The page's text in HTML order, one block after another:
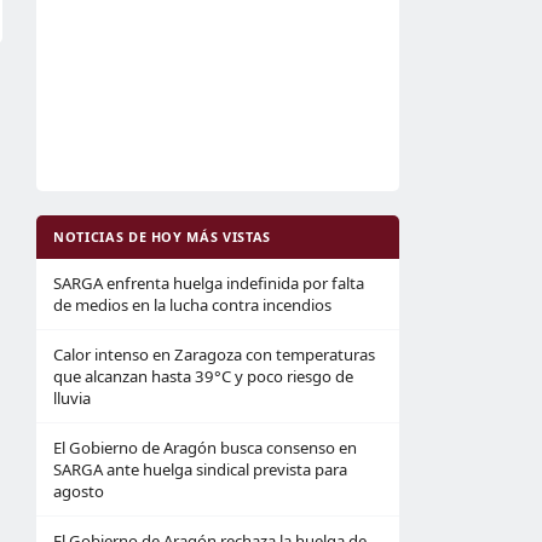
NOTICIAS DE HOY MÁS VISTAS
SARGA enfrenta huelga indefinida por falta
de medios en la lucha contra incendios
Calor intenso en Zaragoza con temperaturas
que alcanzan hasta 39°C y poco riesgo de
lluvia
El Gobierno de Aragón busca consenso en
SARGA ante huelga sindical prevista para
agosto